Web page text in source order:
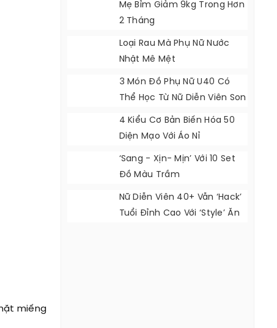
miếng
Mẹ Bỉm Giảm 9kg Trong Hơn
2 Tháng
Loại Rau Mà Phụ Nữ Nước
Nhật Mê Mệt
3 Món Đồ Phụ Nữ U40 Có
Thể Học Từ Nữ Diễn Viên Son
Ye Jin
4 Kiểu Cơ Bản Biến Hóa 50
Diện Mạo Với Áo Nỉ
‘Sang - Xịn- Mịn’ Với 10 Set
Đồ Màu Trầm
Nữ Diễn Viên 40+ Vẫn ‘hack’
Tuổi Đỉnh Cao Với ‘style’ Ăn